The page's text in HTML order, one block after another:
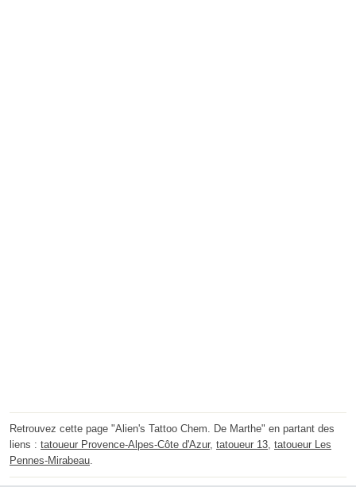
Retrouvez cette page "Alien's Tattoo Chem. De Marthe" en partant des
liens : tatoueur Provence-Alpes-Côte d'Azur, tatoueur 13, tatoueur Les
Pennes-Mirabeau.